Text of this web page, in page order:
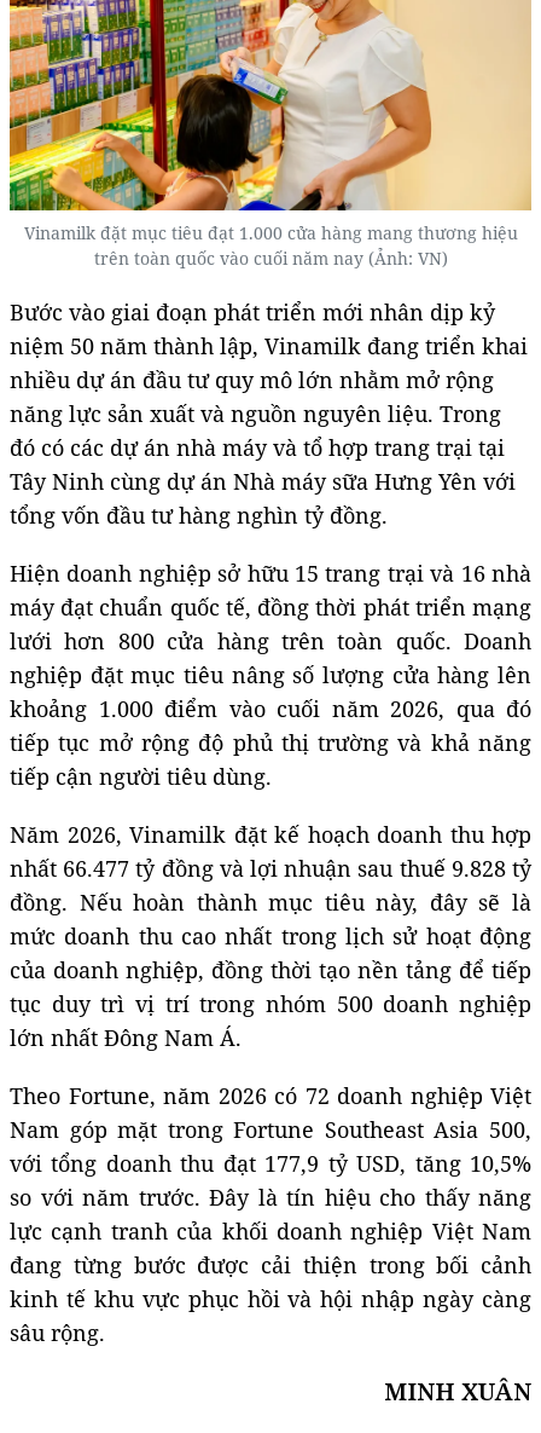
Vinamilk đặt mục tiêu đạt 1.000 cửa hàng mang thương hiệu
trên toàn quốc vào cuối năm nay (Ảnh: VN)
Bước vào giai đoạn phát triển mới nhân dịp kỷ
niệm 50 năm thành lập, Vinamilk đang triển khai
nhiều dự án đầu tư quy mô lớn nhằm mở rộng
năng lực sản xuất và nguồn nguyên liệu. Trong
đó có các dự án nhà máy và tổ hợp trang trại tại
Tây Ninh cùng dự án Nhà máy sữa Hưng Yên với
tổng vốn đầu tư hàng nghìn tỷ đồng.
Hiện doanh nghiệp sở hữu 15 trang trại và 16 nhà
máy đạt chuẩn quốc tế, đồng thời phát triển mạng
lưới hơn 800 cửa hàng trên toàn quốc. Doanh
nghiệp đặt mục tiêu nâng số lượng cửa hàng lên
khoảng 1.000 điểm vào cuối năm 2026, qua đó
tiếp tục mở rộng độ phủ thị trường và khả năng
tiếp cận người tiêu dùng.
Năm 2026, Vinamilk đặt kế hoạch doanh thu hợp
nhất 66.477 tỷ đồng và lợi nhuận sau thuế 9.828 tỷ
đồng. Nếu hoàn thành mục tiêu này, đây sẽ là
mức doanh thu cao nhất trong lịch sử hoạt động
của doanh nghiệp, đồng thời tạo nền tảng để tiếp
tục duy trì vị trí trong nhóm 500 doanh nghiệp
lớn nhất Đông Nam Á.
Theo Fortune, năm 2026 có 72 doanh nghiệp Việt
Nam góp mặt trong Fortune Southeast Asia 500,
với tổng doanh thu đạt 177,9 tỷ USD, tăng 10,5%
so với năm trước. Đây là tín hiệu cho thấy năng
lực cạnh tranh của khối doanh nghiệp Việt Nam
đang từng bước được cải thiện trong bối cảnh
kinh tế khu vực phục hồi và hội nhập ngày càng
sâu rộng.
MINH XUÂN